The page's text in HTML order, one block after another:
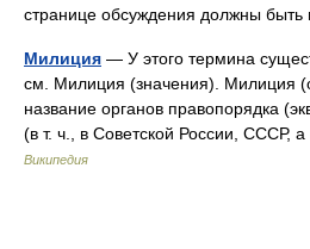
странице обсуждения должны
Милиция — У этого термина
см. Милиция (значения). Милиция
название органов правопорядка
(в т. ч., в Советской России, СССР,
Википедия